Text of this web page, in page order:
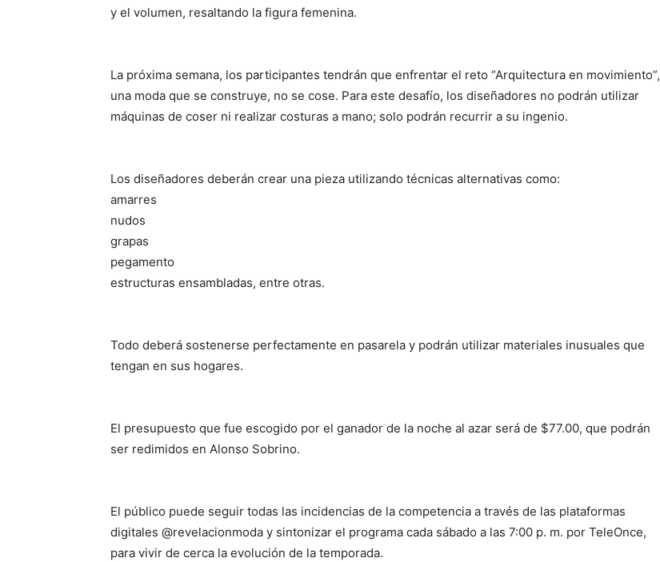
y el volumen, resaltando la figura femenina.
La próxima semana, los participantes tendrán que enfrentar el reto “Arquitectura en movimiento”,
una moda que se construye, no se cose. Para este desafío, los diseñadores no podrán utilizar
máquinas de coser ni realizar costuras a mano; solo podrán recurrir a su ingenio.
Los diseñadores deberán crear una pieza utilizando técnicas alternativas como:
amarres
nudos
grapas
pegamento
estructuras ensambladas, entre otras.
Todo deberá sostenerse perfectamente en pasarela y podrán utilizar materiales inusuales que
tengan en sus hogares.
El presupuesto que fue escogido por el ganador de la noche al azar será de $77.00, que podrán
ser redimidos en Alonso Sobrino.
El público puede seguir todas las incidencias de la competencia a través de las plataformas
digitales @revelacionmoda y sintonizar el programa cada sábado a las 7:00 p. m. por TeleOnce,
para vivir de cerca la evolución de la temporada.